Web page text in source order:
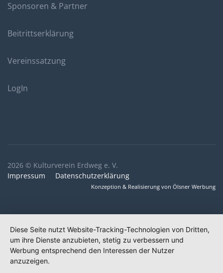
Sponsoren & Partner
Beitrittserklärung
Vereinssatzung
LogIn
2026 © Kulturverein Erdweg e. V.
Impressum
Datenschutzerklärung
Konzeption & Realisierung von Ölsner Werbung
Diese Seite nutzt Website-Tracking-Technologien von Dritten,
um ihre Dienste anzubieten, stetig zu verbessern und
Werbung entsprechend den Interessen der Nutzer
anzuzeigen.